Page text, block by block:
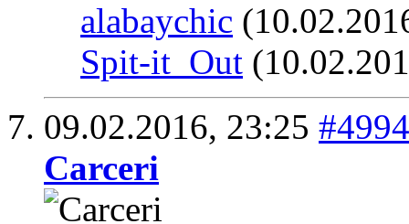
alabaychic
Spit-it_Out
09.02.2016, 23:25 #4994
Carceri